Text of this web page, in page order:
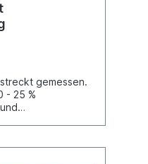
gemessen.
- 25 %
mit